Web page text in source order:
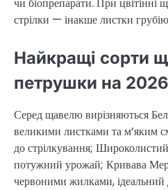
чи біопрепарати. При цвітінні
стрілки — інакше листки
Найкращі сорти
петрушки на 2026
Серед щавелю вирізняються
великими листками та м’яким
до стрілкування;
потужний урожай; Кривава
червоними жилками, ідеальний